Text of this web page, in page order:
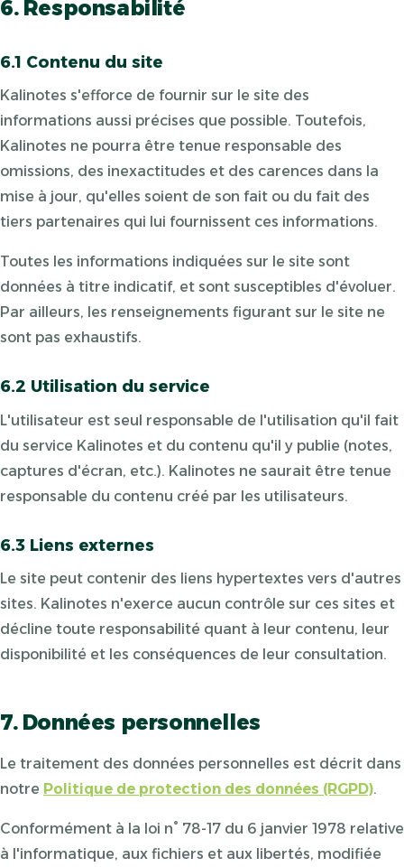
6. Responsabilité
6.1 Contenu du site
Kalinotes s'efforce de fournir sur le site des
informations aussi précises que possible. Toutefois,
Kalinotes ne pourra être tenue responsable des
omissions, des inexactitudes et des carences dans la
mise à jour, qu'elles soient de son fait ou du fait des
tiers partenaires qui lui fournissent ces informations.
Toutes les informations indiquées sur le site sont
données à titre indicatif, et sont susceptibles d'évoluer.
Par ailleurs, les renseignements figurant sur le site ne
sont pas exhaustifs.
6.2 Utilisation du service
L'utilisateur est seul responsable de l'utilisation qu'il fait
du service Kalinotes et du contenu qu'il y publie (notes,
captures d'écran, etc.). Kalinotes ne saurait être tenue
responsable du contenu créé par les utilisateurs.
6.3 Liens externes
Le site peut contenir des liens hypertextes vers d'autres
sites. Kalinotes n'exerce aucun contrôle sur ces sites et
décline toute responsabilité quant à leur contenu, leur
disponibilité et les conséquences de leur consultation.
7. Données personnelles
Le traitement des données personnelles est décrit dans
notre Politique de protection des données (RGPD).
Conformément à la loi n° 78-17 du 6 janvier 1978 relative
à l'informatique, aux fichiers et aux libertés, modifiée